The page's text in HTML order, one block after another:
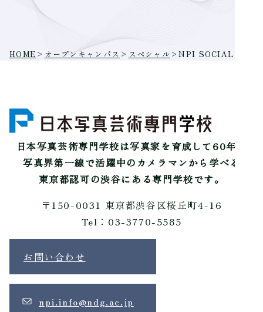
HOME > オープンキャンパス > スペシャル >NPI SOCIAL
日本写真芸術専門学校は写真家を育成して60年。
写真界第一線で活躍中のカメラマンから学べる
東京都認可の渋谷にある専門学校です。
〒150-0031 東京都渋谷区桜丘町4-16
Tel：03-3770-5585
お問い合わせ
npi.info@ndg.ac.jp